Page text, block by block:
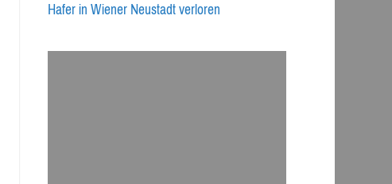
Hafer in Wiener Neustadt verloren